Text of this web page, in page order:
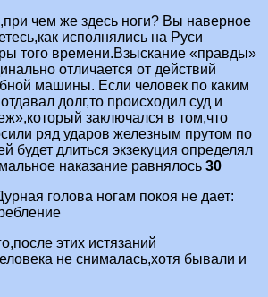
чем же здесь ноги? Вы наверное
исполнялись на Руси
того времени.Взыскание «правды»
отличается от действий
машины. Если человек по каким
долг,то происходил суд и
заключался в том,что
ряд ударов железным прутом по
будет длиться экзекуция определял
наказание равнялось 30
голова ногам покоя не дает:
этих истязаний
не снималась,хотя бывали и